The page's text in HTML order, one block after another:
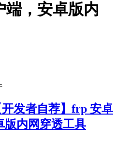
，安卓版内
发者自荐】frp 安卓
版内网穿透工具